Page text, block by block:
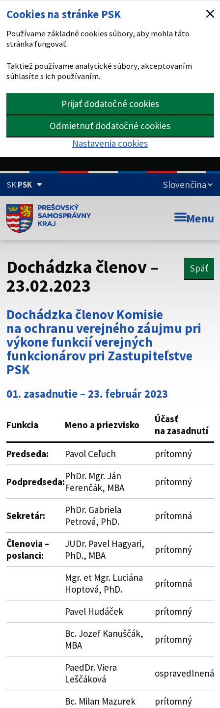
Cookies na stránke PSK
Používame základné cookies súbory, aby mohla táto
stránka fungovať.
Taktiež používame analytické súbory, akceptovaním
súhlasíte s ich používaním.
Prijať dodatočné cookies
Odmietnuť dodatočné cookies
Nastavenia cookies
SKPSK
Doména psk.sk je oficiálna
Toto je oficiálna webová stránka Prešovského
Táto stránka je zabezpečená
cez zabezpečenú webovú stránku. Zabezpečená stránka
vždy začína https:// pred názvom domény webového sídla.
Menu
Dochádzka členov –
23.02.2023
Späť
Dochádzka členov Komisie
na ochranu verejného záujmu pri
výkone funkcií verejných
funkcionárov pri Zastupiteľstve
PSK
01. zasadnutie – 23. február 2023
Funkcia Meno a priezvisko
Účasť
na zasadnutí
Predseda:
Pavol Ceľuch prítomný
Podpredseda:PhDr. Mgr. Ján
Ferenčák, MBA
prítomný
Sekretár:
PhDr. Gabriela
Petrová, PhD.
prítomná
Členovia –
poslanci:
JUDr. Pavel Hagyari,
PhD., MBA
prítomný
Mgr. et Mgr. Luciána
Hoptová, PhD.
prítomná
Pavel Hudáček
prítomný
Bc. Jozef Kanuščák,
MBA
prítomný
PaedDr. Viera
Leščáková
ospravedlnená
Bc. Milan Mazurek
prítomný